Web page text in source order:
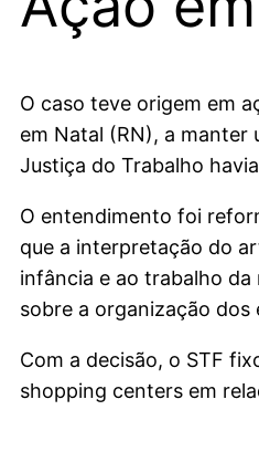
O caso teve origem em
em Natal (RN), a
Justiça do Trabalho
O entendimento foi
que a interpretação do
infância e ao trabalho
sobre a organização dos
Com a decisão, o STF
shopping centers em